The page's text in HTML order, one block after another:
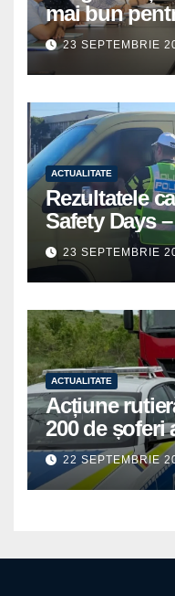
mai bun
prioritate
publice
23 SEPTEMBRIE
ACTUALITATE
Rezultatele
Safety Days
trafic
23 SEPTEMBRIE
ACTUALITATE
Acțiune
200 de șoferi
polițiștii din
22 SEPTEMBRIE